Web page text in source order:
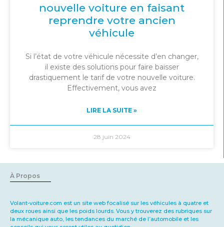
nouvelle voiture en faisant
reprendre votre ancien
véhicule
Si l’état de votre véhicule nécessite d’en changer,
il existe des solutions pour faire baisser
drastiquement le tarif de votre nouvelle voiture.
Effectivement, vous avez
LIRE LA SUITE »
28 juin 2024
À Propos
Volant-voiture.com est un site web focalisé sur les véhicules à quatre et
deux roues ainsi que les poids lourds. Vous y trouverez des rubriques sur
la mécanique auto, les tendances du marché de l’automobile et les